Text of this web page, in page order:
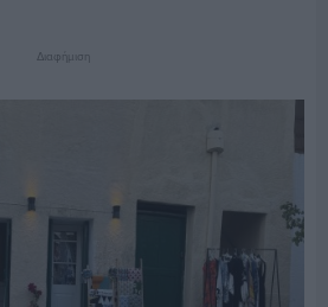
Διαφήμιση